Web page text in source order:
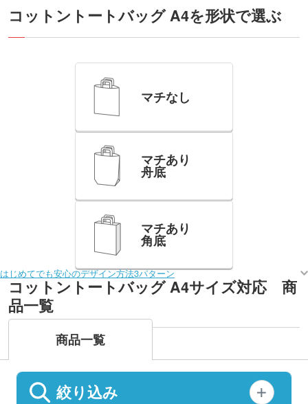
コットントートバッグ A4を形状で選ぶ
マチなし
マチあり
舟底
マチあり
角底
はじめてでも安心のデザイン方法3パターン
コットントートバッグ A4サイズ対応 商
品一覧
商品一覧
絞り込み